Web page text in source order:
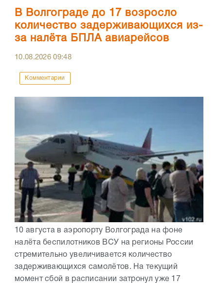
В Волгограде до 17 возросло
количество задерживающихся из-
за налёта БПЛА авиарейсов
10.08.202609:48
Комментарии
10 августа в аэропорту Волгограда на фоне
налёта беспилотников ВСУ на регионы России
стремительно увеличивается количество
задерживающихся самолётов. На текущий
момент сбой в расписании затронул уже 17